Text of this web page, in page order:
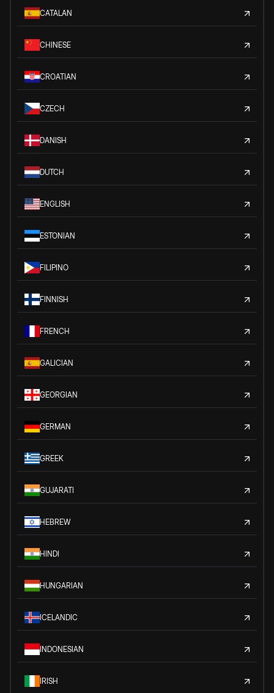
CATALAN
CHINESE
CROATIAN
CZECH
DANISH
DUTCH
ENGLISH
ESTONIAN
FILIPINO
FINNISH
FRENCH
GALICIAN
GEORGIAN
GERMAN
GREEK
GUJARATI
HEBREW
HINDI
HUNGARIAN
ICELANDIC
INDONESIAN
IRISH